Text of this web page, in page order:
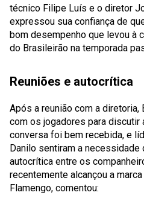
técnico Filipe Luís e o diretor
expressou sua confiança de
bom desempenho que levou à
do Brasileirão na temporada
Reuniões e autocrítica
Após a reunião com a
com os jogadores para discutir
conversa foi bem recebida, e
Danilo sentiram a necessidade
autocrítica entre os
recentemente alcançou a
Flamengo, comentou: